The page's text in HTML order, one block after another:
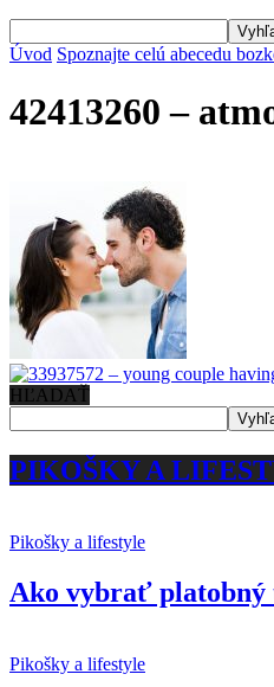
Úvod Spoznajte celú abecedu
42413260 –
HĽADAŤ
PIKOŠKY A
Pikošky a lifestyle
Ako vybrať platobný
Pikošky a lifestyle